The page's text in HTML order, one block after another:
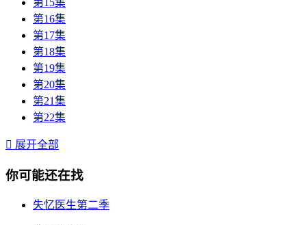
第16集
第17集
第18集
第19集
第20集
第21集
第22集
 展开全部
你可能还在找
失忆医生第二季